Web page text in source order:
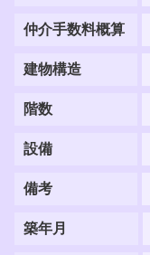
仲介手数料概算
建物構造
階数
設備
備考
築年月